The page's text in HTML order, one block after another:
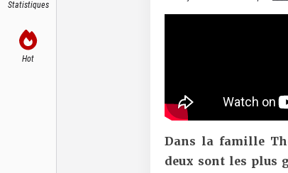
Statistiques
Hot
Dans la famille
deux sont les plus